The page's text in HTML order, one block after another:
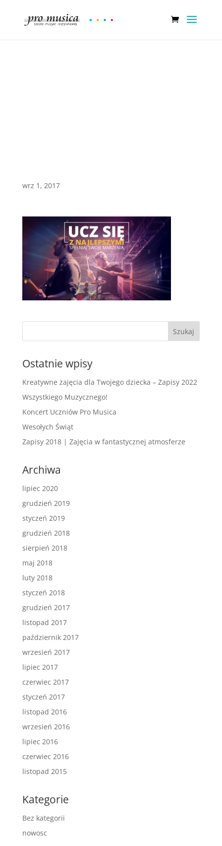
wrz 1, 2017
Ostatnie wpisy
Kreatywne zajęcia dla Twojego dziecka – Zapisy 2022
Wszystkiego Muzycznego!
Koncert Uczniów Pro Musica
Wesołych Świąt
Zapisy 2018 | Zajęcia w fantastycznej atmosferze
Archiwa
lipiec 2020
grudzień 2019
styczeń 2019
grudzień 2018
sierpień 2018
maj 2018
luty 2018
styczeń 2018
grudzień 2017
listopad 2017
październik 2017
wrzesień 2017
lipiec 2017
czerwiec 2017
styczeń 2017
listopad 2016
wrzesień 2016
lipiec 2016
czerwiec 2016
listopad 2015
Kategorie
Bez kategorii
nowosc